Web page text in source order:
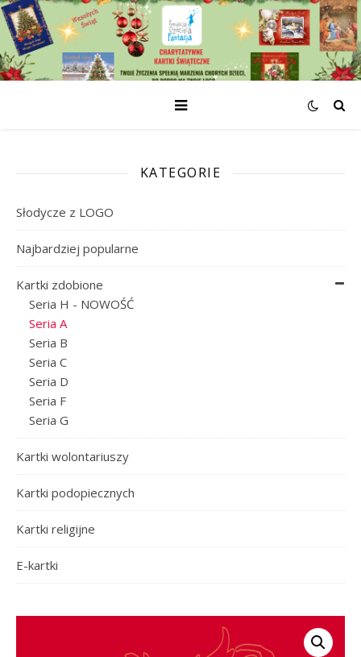
KATEGORIE
Słodycze z LOGO
Najbardziej popularne
Kartki zdobione
Seria H - NOWOŚĆ
Seria A
Seria B
Seria C
Seria D
Seria F
Seria G
Kartki wolontariuszy
Kartki podopiecznych
Kartki religijne
E-kartki